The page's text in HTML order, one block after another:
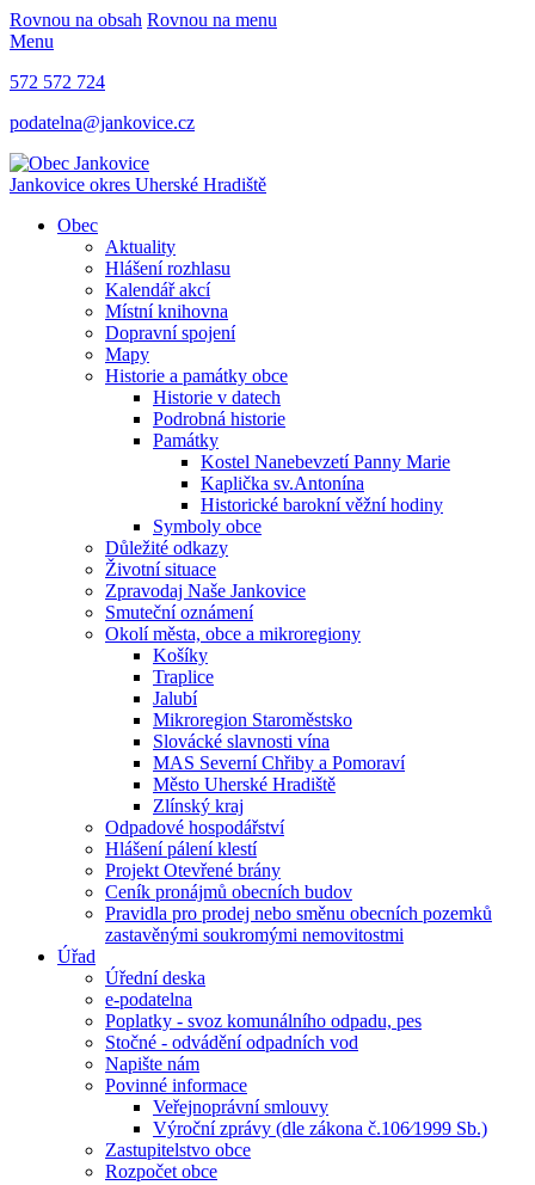
Rovnou na obsah Rovnou na menu
Menu
572 572 724
podatelna@jankovice.cz
Jankovice okres Uherské Hradiště
Obec
Aktuality
Hlášení rozhlasu
Kalendář akcí
Místní knihovna
Dopravní spojení
Mapy
Historie a památky obce
Historie v datech
Podrobná historie
Památky
Kostel Nanebevzetí Panny Marie
Kaplička sv.Antonína
Historické barokní věžní hodiny
Symboly obce
Důležité odkazy
Životní situace
Zpravodaj Naše Jankovice
Smuteční oznámení
Okolí města, obce a mikroregiony
Košíky
Traplice
Jalubí
Mikroregion Staroměstsko
Slovácké slavnosti vína
MAS Severní Chřiby a Pomoraví
Město Uherské Hradiště
Zlínský kraj
Odpadové hospodářství
Hlášení pálení klestí
Projekt Otevřené brány
Ceník pronájmů obecních budov
Pravidla pro prodej nebo směnu obecních pozemků
zastavěnými soukromými nemovitostmi
Úřad
Úřední deska
e-podatelna
Poplatky - svoz komunálního odpadu, pes
Stočné - odvádění odpadních vod
Napište nám
Povinné informace
Veřejnoprávní smlouvy
Výroční zprávy (dle zákona č.106⁄1999 Sb.)
Zastupitelstvo obce
Rozpočet obce